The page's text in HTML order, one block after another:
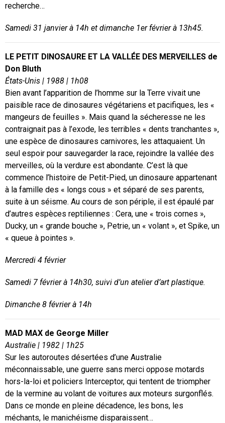
recherche…
Samedi 31 janvier à 14h et dimanche 1er février à 13h45.
LE PETIT DINOSAURE ET LA VALLÉE DES MERVEILLES de
Don Bluth
États-Unis | 1988 | 1h08
Bien avant l’apparition de l’homme sur la Terre vivait une
paisible race de dinosaures végétariens et pacifiques, les «
mangeurs de feuilles ». Mais quand la sécheresse ne les
contraignait pas à l’exode, les terribles « dents tranchantes »,
une espèce de dinosaures carnivores, les attaquaient. Un
seul espoir pour sauvegarder la race, rejoindre la vallée des
merveilles, où la verdure est abondante. C’est là que
commence l’histoire de Petit-Pied, un dinosaure appartenant
à la famille des « longs cous » et séparé de ses parents,
suite à un séisme. Au cours de son périple, il est épaulé par
d’autres espèces reptiliennes : Cera, une « trois cornes »,
Ducky, un « grande bouche », Petrie, un « volant », et Spike, un
« queue à pointes ».
Mercredi 4 février
Samedi 7 février à 14h30, suivi d’un atelier d’art plastique.
Dimanche 8 février à 14h
MAD MAX de George Miller
Australie | 1982 | 1h25
Sur les autoroutes désertées d’une Australie
méconnaissable, une guerre sans merci oppose motards
hors-la-loi et policiers Interceptor, qui tentent de triompher
de la vermine au volant de voitures aux moteurs surgonflés.
Dans ce monde en pleine décadence, les bons, les
méchants, le manichéisme disparaissent…